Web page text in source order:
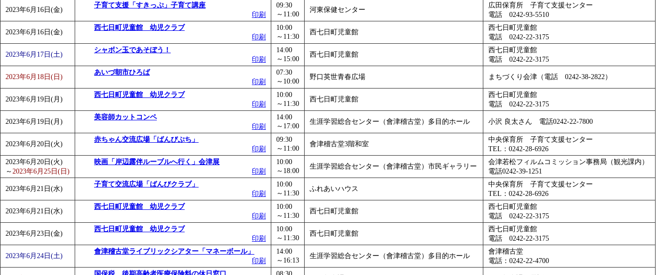
2023年6月16日(金)
子育て支援「すきっぷ」子育て講座
印刷
09:30
～11:00
河東保健センター
広田保育所 子育て支援センター
電話 0242-93-5510
2023年6月16日(金)
西七日町児童館 幼児クラブ
印刷
10:00
～11:30
西七日町児童館
西七日町児童館
電話 0242-22-3175
2023年6月17日(土)
シャボン玉であそぼう！
印刷
14:00
～15:00
西七日町児童館
西七日町児童館
電話 0242-22-3175
2023年6月18日(日)
あいづ朝市ひろば
印刷
07:30
～10:00
野口英世青春広場 まちづくり会津（電話 0242-38-2822）
2023年6月19日(月)
西七日町児童館 幼児クラブ
印刷
10:00
～11:30
西七日町児童館
西七日町児童館
電話 0242-22-3175
2023年6月19日(月)
美容師カットコンペ
印刷
14:00
～17:00
生涯学習総合センター（會津稽古堂）多目的ホール 小沢 良太さん 電話0242-22-7800
2023年6月20日(火)
赤ちゃん交流広場「ばんびぷち」
印刷
09:30
～11:00
會津稽古堂3階和室
中央保育所 子育て支援センター
TEL：0242-28-6926
2023年6月20日(火)
～ 2023年6月25日(日)
映画「岸辺露伴ルーブルへ行く」会津展
印刷
10:00
～18:00
生涯学習総合センター（會津稽古堂）市民ギャラリー
会津若松フィルムコミッション事務局（観光課内）
電話0242-39-1251
2023年6月21日(水)
子育て交流広場「ばんびクラブ」
印刷
10:00
～11:30
ふれあいハウス
中央保育所 子育て支援センター
TEL：0242-28-6926
2023年6月21日(水)
西七日町児童館 幼児クラブ
印刷
10:00
～11:30
西七日町児童館
西七日町児童館
電話 0242-22-3175
2023年6月23日(金)
西七日町児童館 幼児クラブ
印刷
10:00
～11:30
西七日町児童館
西七日町児童館
電話 0242-22-3175
2023年6月24日(土)
會津稽古堂ライブリックシアター「マネーボール」
印刷
14:00
～16:13
生涯学習総合センター（會津稽古堂）多目的ホール
會津稽古堂
電話：0242-22-4700